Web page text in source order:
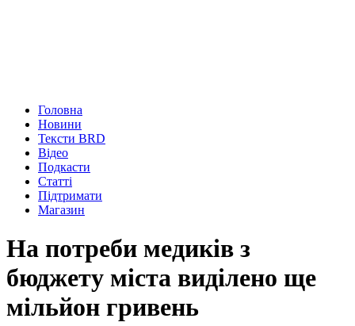
Головна
Новини
Тексти BRD
Відео
Подкасти
Статті
Підтримати
Магазин
На потреби медиків з
бюджету міста виділено ще
мільйон гривень